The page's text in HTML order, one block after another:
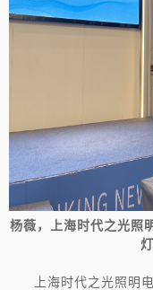
杨薇， 上海时代之光照
上海时代之光照明